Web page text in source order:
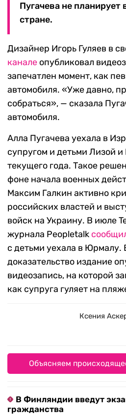
Пугачева не планирует
стране.
Дизайнер Игорь Гуляев в
канале опубликовал
запечатлен момент, как
автомобиля. «Уже давно,
собраться», — сказала
автомобиля.
Алла Пугачева уехала в
супругом и детьми Лизой и
текущего года. Такое
фоне начала военных
Максим Галкин активно
российских властей и
войск на Украину. В июле
журнала Peopletalk
с детьми уехала в Юрмалу.
доказательство издание
видеозапись, на которой
как супруга гуляет на
Ксения
Объясняем
В Финляндии введут
гражданства